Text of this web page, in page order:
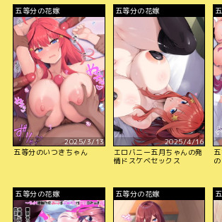
五等分の花嫁
2025/3/13
五等分のいつきちゃん
五等分の花嫁
2025/4/16
エロバニー五月ちゃんの発
情ドスケベセックス
五等分の花嫁 五等分の花嫁